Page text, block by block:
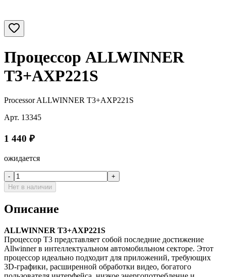
Процессор ALLWINNER
T3+AXP221S
Processor ALLWINNER T3+AXP221S
Арт. 13345
1 440 ₽
ожидается
-
+
Нет в наличии
Описание
ALLWINNER T3+AXP221S
Процессор T3 представляет собой последние достижение
Allwinner в интеллектуальном автомобильном секторе. Этот
процессор идеально подходит для приложений, требующих
3D-графики, расширенной обработки видео, богатого